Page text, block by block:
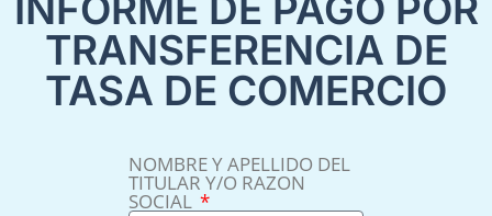
TRANSFERENCIA DE
TASA DE COMERCIO
NOMBRE Y APELLIDO DEL
TITULAR Y/O RAZON
SOCIAL